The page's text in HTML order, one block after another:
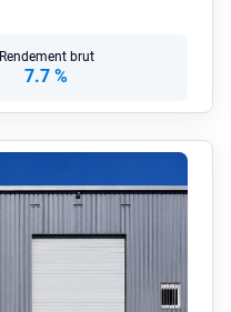
Rendement brut
7.7 %